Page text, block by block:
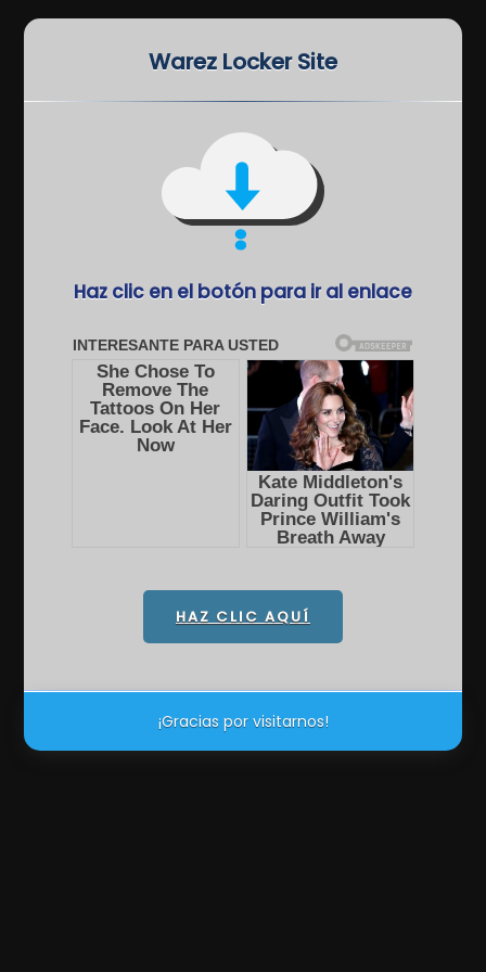
Warez Locker Site
Haz clic en el botón para ir al enlace
HAZ CLIC AQUÍ
¡Gracias por visitarnos!